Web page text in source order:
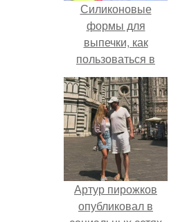
Силиконовые
формы для
выпечки, как
пользоваться в
духовке. 9 правил
использования
силиконовых
формам для
выпечки.
Артур пирожков
опубликовал в